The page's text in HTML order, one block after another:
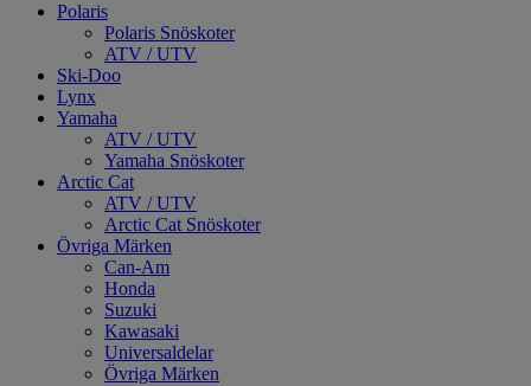
Polaris
Polaris Snöskoter
ATV / UTV
Ski-Doo
Lynx
Yamaha
ATV / UTV
Yamaha Snöskoter
Arctic Cat
ATV / UTV
Arctic Cat Snöskoter
Övriga Märken
Can-Am
Honda
Suzuki
Kawasaki
Universaldelar
Övriga Märken